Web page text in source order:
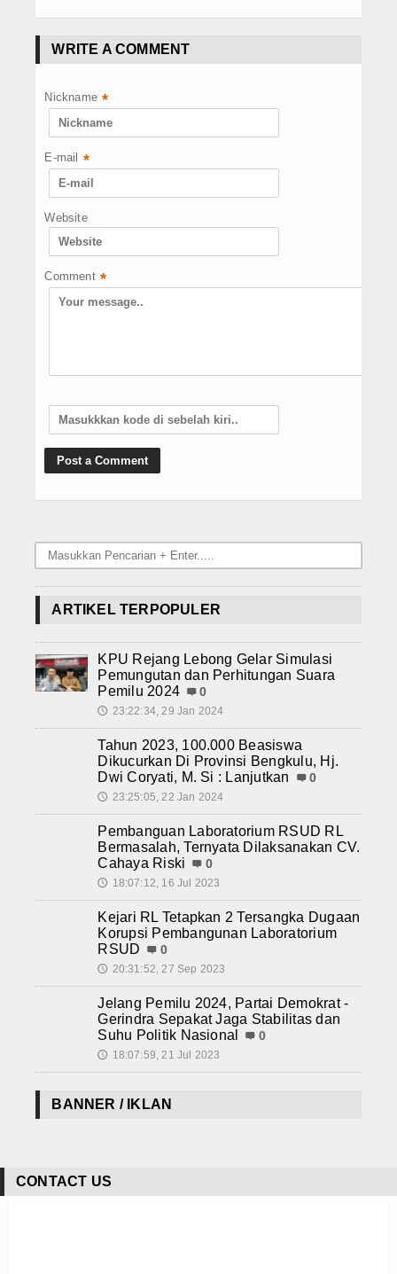
WRITE A COMMENT
Nickname *
E-mail *
Website
Comment *
ARTIKEL TERPOPULER
KPU Rejang Lebong Gelar Simulasi
Pemungutan dan Perhitungan Suara
Pemilu 2024
0
🕔 23:22:34, 29 Jan 2024
Tahun 2023, 100.000 Beasiswa
Dikucurkan Di Provinsi Bengkulu, Hj.
Dwi Coryati, M. Si : Lanjutkan
0
🕔 23:25:05, 22 Jan 2024
Pembanguan Laboratorium RSUD RL
Bermasalah, Ternyata Dilaksanakan CV.
Cahaya Riski
0
🕔 18:07:12, 16 Jul 2023
Kejari RL Tetapkan 2 Tersangka Dugaan
Korupsi Pembangunan Laboratorium
RSUD
0
🕔 20:31:52, 27 Sep 2023
Jelang Pemilu 2024, Partai Demokrat -
Gerindra Sepakat Jaga Stabilitas dan
Suhu Politik Nasional
0
🕔 18:07:59, 21 Jul 2023
BANNER / IKLAN
CONTACT US